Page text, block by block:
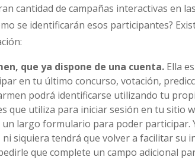
cantidad de campañas interactivas en
se identificarán esos participantes?
que ya dispone de una cuenta. Ella
en tu último concurso, votación,
podrá identificarse utilizando tu
que utiliza para iniciar sesión en tu sitio
largo formulario para poder participar.
siquiera tendrá que volver a facilitar su
que complete un campo adicional